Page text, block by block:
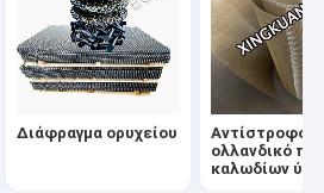
αποστείρωσης
καλωδίων
Διάφραγμα ορυχείου
Αντίστροφο
ολλανδικό
καλωδίων